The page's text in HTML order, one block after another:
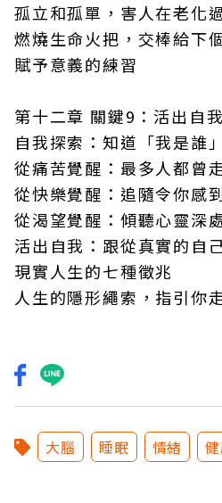
孤立和孤單，害人在老化
燃燒生命火把，交棒給下
賦予意義的練習
第十二章 關鍵9：活出自我
自我探索：知道「我是誰」
從痛苦覺醒：最多人都曾
從快樂覺醒：追隨令你感
從渴望覺醒：傾聽心靈深
活出自我：跟從真實的自
現實人生的七種徵兆
人生的隱形繩索，指引你
大腦 睡眠 情緒